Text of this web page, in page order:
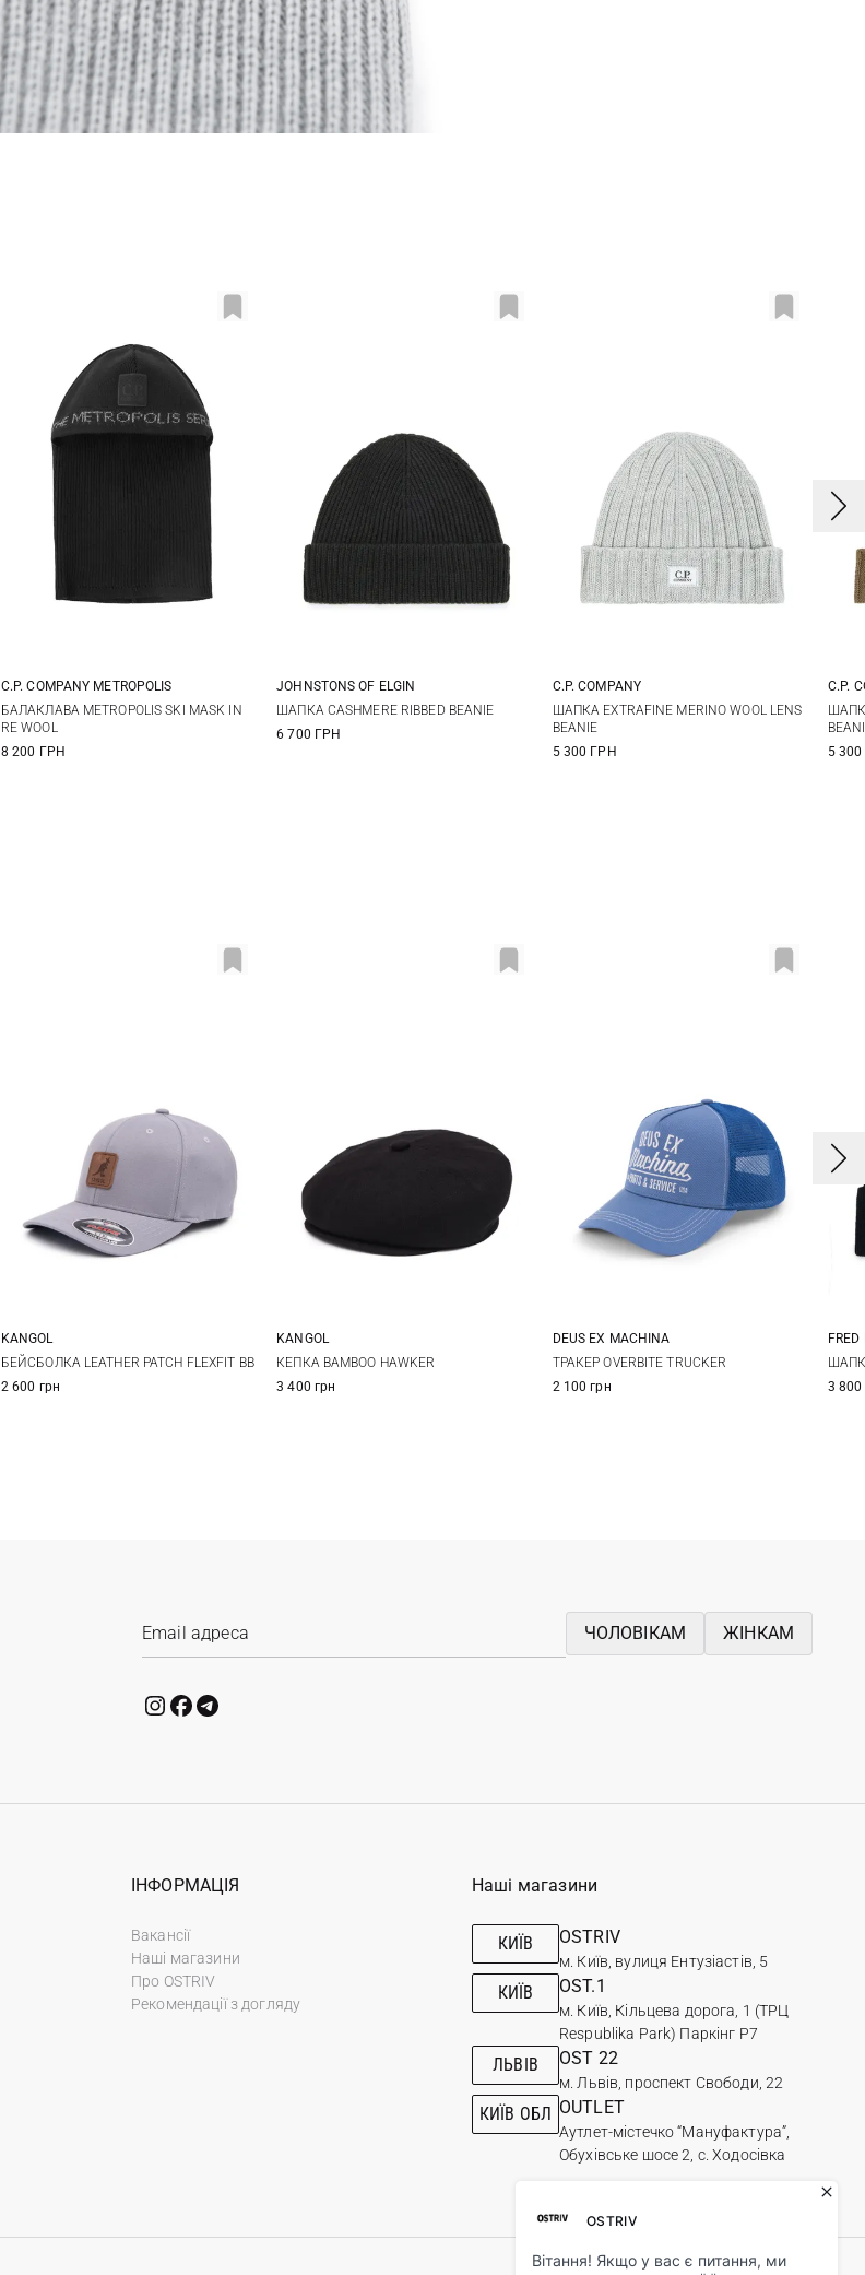
One size
C.P. COMPANY METROPOLIS
БАЛАКЛАВА METROPOLIS SKI MASK IN
RE WOOL
8 200 ГРН
One size
JOHNSTONS OF ELGIN
ШАПКА CASHMERE RIBBED BEANIE
6 700 ГРН
One size
C.P. COMPANY
ШАПКА EXTRAFINE MERINO WOOL LENS
BEANIE
5 300 ГРН
C.P.
5
S/M L/XL
KANGOL
БЕЙСБОЛКА LEATHER PATCH FLEXFIT BB
2 600 грн
M L XL
KANGOL
КЕПКА BAMBOO HAWKER
3 400 грн
One size
DEUS EX MACHINА
ТРАКЕР OVERBITE TRUCKER
2 100 грн
FRED
3 800
ЧОЛОВІКАМ ЖІНКАМ
ІНФОРМАЦІЯ
Вакансії
Наші магазини
Про OSTRIV
Рекомендації з догляду
Наші магазини
КИЇВ OSTRIV
м. Київ, вулиця Ентузіастів, 5
КИЇВ OST.1
м. Київ, Кільцева дорога, 1 (ТРЦ
Respublika Park) Паркінг Р7
ЛЬВІВ OST 22
м. Львів, проспект Свободи, 22
КИЇВ ОБЛ OUTLET
Аутлет-містечко “Мануфактура”,
Обухівське шосе 2, с. Ходосівка